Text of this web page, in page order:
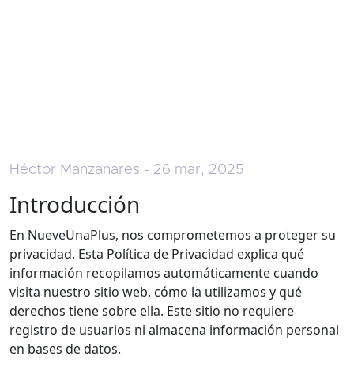
Héctor Manzanares - 26 mar, 2025
Introducción
En NueveUnaPlus, nos comprometemos a proteger su
privacidad. Esta Política de Privacidad explica qué
información recopilamos automáticamente cuando
visita nuestro sitio web, cómo la utilizamos y qué
derechos tiene sobre ella. Este sitio no requiere
registro de usuarios ni almacena información personal
en bases de datos.